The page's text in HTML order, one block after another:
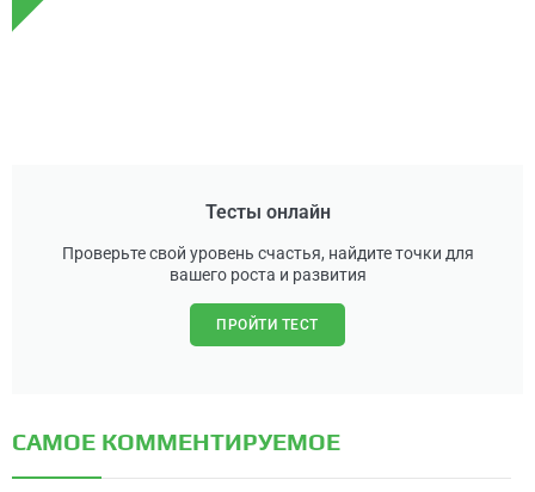
Тесты онлайн
Проверьте свой уровень счастья, найдите точки для
вашего роста и развития
ПРОЙТИ ТЕСТ
САМОЕ КОММЕНТИРУЕМОЕ